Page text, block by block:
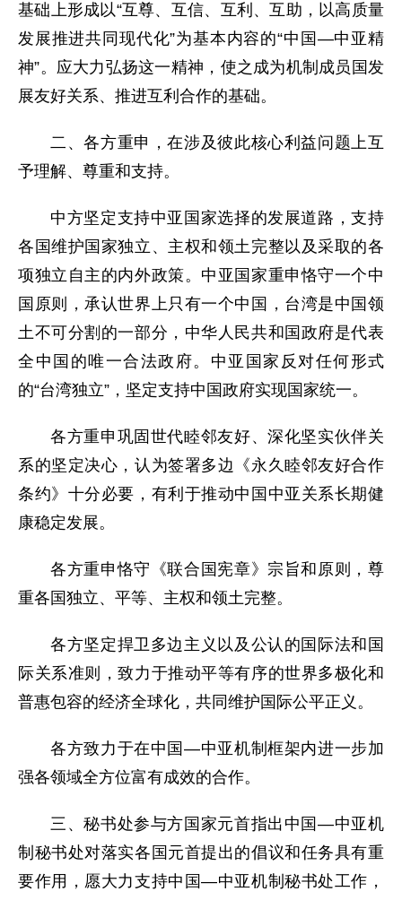
基础上形成以“互尊、互信、互利、互助，以高质量
发展推进共同现代化”为基本内容的“中国—中亚精
神”。应大力弘扬这一精神，使之成为机制成员国发
展友好关系、推进互利合作的基础。
二、各方重申，在涉及彼此核心利益问题上互
予理解、尊重和支持。
中方坚定支持中亚国家选择的发展道路，支持
各国维护国家独立、主权和领土完整以及采取的各
项独立自主的内外政策。中亚国家重申恪守一个中
国原则，承认世界上只有一个中国，台湾是中国领
土不可分割的一部分，中华人民共和国政府是代表
全中国的唯一合法政府。中亚国家反对任何形式
的“台湾独立”，坚定支持中国政府实现国家统一。
各方重申巩固世代睦邻友好、深化坚实伙伴关
系的坚定决心，认为签署多边《永久睦邻友好合作
条约》十分必要，有利于推动中国中亚关系长期健
康稳定发展。
各方重申恪守《联合国宪章》宗旨和原则，尊
重各国独立、平等、主权和领土完整。
各方坚定捍卫多边主义以及公认的国际法和国
际关系准则，致力于推动平等有序的世界多极化和
普惠包容的经济全球化，共同维护国际公平正义。
各方致力于在中国—中亚机制框架内进一步加
强各领域全方位富有成效的合作。
三、秘书处参与方国家元首指出中国—中亚机
制秘书处对落实各国元首提出的倡议和任务具有重
要作用，愿大力支持中国—中亚机制秘书处工作，